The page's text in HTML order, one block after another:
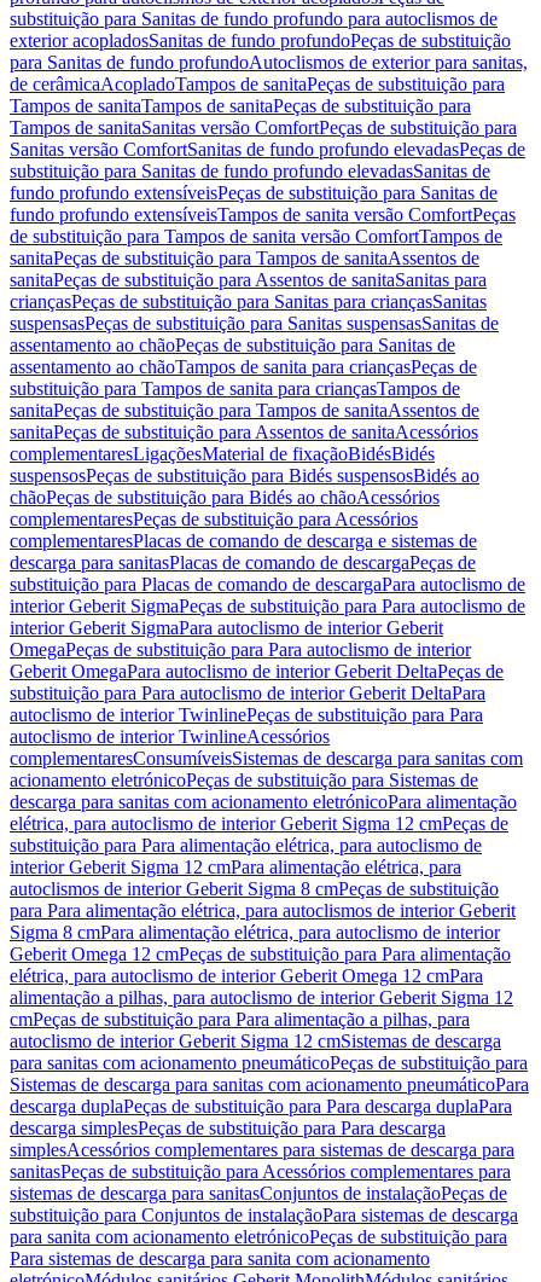
substituição para Sanitas de fundo profundo para autoclismos de
exterior acopladosSanitas de fundo profundoPeças de substituição
para Sanitas de fundo profundoAutoclismos de exterior para sanitas,
de cerâmicaAcopladoTampos de sanitaPeças de substituição para
Tampos de sanitaTampos de sanitaPeças de substituição para
Tampos de sanitaSanitas versão ComfortPeças de substituição para
Sanitas versão ComfortSanitas de fundo profundo elevadasPeças de
substituição para Sanitas de fundo profundo elevadasSanitas de
fundo profundo extensíveisPeças de substituição para Sanitas de
fundo profundo extensíveisTampos de sanita versão ComfortPeças
de substituição para Tampos de sanita versão ComfortTampos de
sanitaPeças de substituição para Tampos de sanitaAssentos de
sanitaPeças de substituição para Assentos de sanitaSanitas para
criançasPeças de substituição para Sanitas para criançasSanitas
suspensasPeças de substituição para Sanitas suspensasSanitas de
assentamento ao chãoPeças de substituição para Sanitas de
assentamento ao chãoTampos de sanita para criançasPeças de
substituição para Tampos de sanita para criançasTampos de
sanitaPeças de substituição para Tampos de sanitaAssentos de
sanitaPeças de substituição para Assentos de sanitaAcessórios
complementaresLigaçõesMaterial de fixaçãoBidésBidés
suspensosPeças de substituição para Bidés suspensosBidés ao
chãoPeças de substituição para Bidés ao chãoAcessórios
complementaresPeças de substituição para Acessórios
complementaresPlacas de comando de descarga e sistemas de
descarga para sanitasPlacas de comando de descargaPeças de
substituição para Placas de comando de descargaPara autoclismo de
interior Geberit SigmaPeças de substituição para Para autoclismo de
interior Geberit SigmaPara autoclismo de interior Geberit
OmegaPeças de substituição para Para autoclismo de interior
Geberit OmegaPara autoclismo de interior Geberit DeltaPeças de
substituição para Para autoclismo de interior Geberit DeltaPara
autoclismo de interior TwinlinePeças de substituição para Para
autoclismo de interior TwinlineAcessórios
complementaresConsumíveisSistemas de descarga para sanitas com
acionamento eletrónicoPeças de substituição para Sistemas de
descarga para sanitas com acionamento eletrónicoPara alimentação
elétrica, para autoclismo de interior Geberit Sigma 12 cmPeças de
substituição para Para alimentação elétrica, para autoclismo de
interior Geberit Sigma 12 cmPara alimentação elétrica, para
autoclismos de interior Geberit Sigma 8 cmPeças de substituição
para Para alimentação elétrica, para autoclismos de interior Geberit
Sigma 8 cmPara alimentação elétrica, para autoclismo de interior
Geberit Omega 12 cmPeças de substituição para Para alimentação
elétrica, para autoclismo de interior Geberit Omega 12 cmPara
alimentação a pilhas, para autoclismo de interior Geberit Sigma 12
cmPeças de substituição para Para alimentação a pilhas, para
autoclismo de interior Geberit Sigma 12 cmSistemas de descarga
para sanitas com acionamento pneumáticoPeças de substituição para
Sistemas de descarga para sanitas com acionamento pneumáticoPara
descarga duplaPeças de substituição para Para descarga duplaPara
descarga simplesPeças de substituição para Para descarga
simplesAcessórios complementares para sistemas de descarga para
sanitasPeças de substituição para Acessórios complementares para
sistemas de descarga para sanitasConjuntos de instalaçãoPeças de
substituição para Conjuntos de instalaçãoPara sistemas de descarga
para sanita com acionamento eletrónicoPeças de substituição para
Para sistemas de descarga para sanita com acionamento